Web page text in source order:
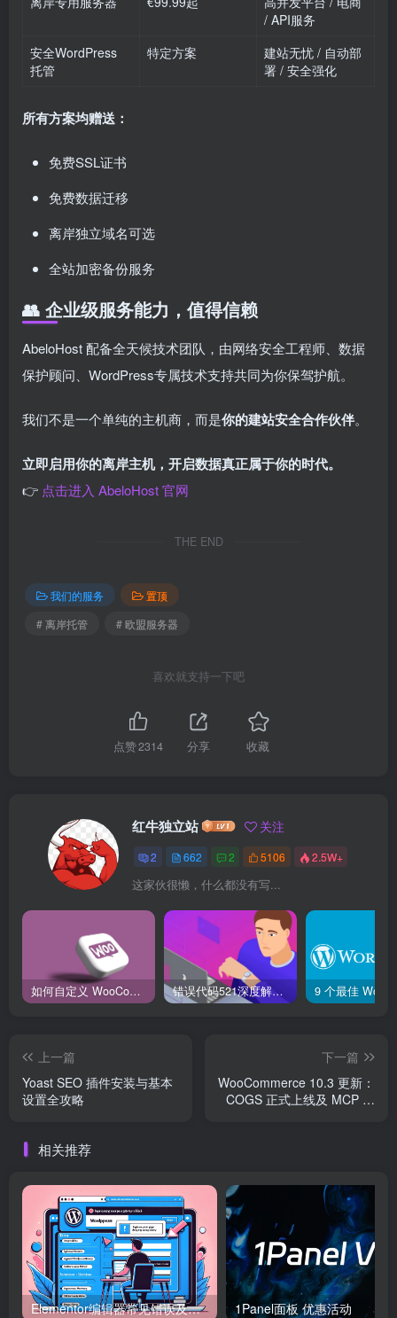
/ API服务
安全WordPress
托管
特定方案
建站无忧 / 自动部
署 / 安全强化
所有方案均赠送：
免费SSL证书
免费数据迁移
离岸独立域名可选
全站加密备份服务
👥 企业级服务能力，值得信赖
AbeloHost 配备全天候技术团队，由网络安全工程师、数据
保护顾问、WordPress专属技术支持共同为你保驾护航。
我们不是一个单纯的主机商，而是你的建站安全合作伙伴。
立即启用你的离岸主机，开启数据真正属于你的时代。
👉 点击进入 AbeloHost 官网
THE END
我们的服务
置顶
# 离岸托管
# 欧盟服务器​
喜欢就支持一下吧
点赞2314 分享 收藏
红牛独立站 关注
2 662 2 5106 2.5W+
这家伙很懒，什么都没有写...
如何自定义 WooCommerce 购物车页面：详细指南 错误代码521深度解析：什么是“Web服务器宕机”？它和502、504有何不同？
上一篇
Yoast SEO 插件安装与基本
设置全攻略
下一篇
WooCommerce 10.3 更新：
COGS 正式上线及 MCP 测
相关推荐
Elementor编辑器常见错误及解决方案 1Panel面板 优惠活动